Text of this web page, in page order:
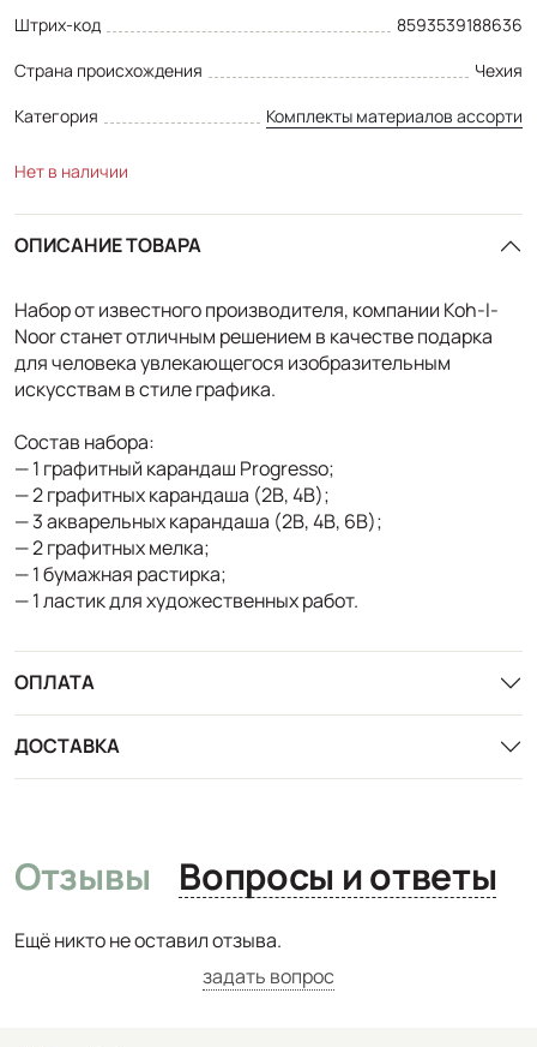
Штрих-код
8593539188636
Страна происхождения
Чехия
Категория
Комплекты материалов ассорти
Нет в наличии
ОПИСАНИЕ ТОВАРА
Набор от известного производителя, компании Koh-I-
Noor станет отличным решением в качестве подарка
для человека увлекающегося изобразительным
искусствам в стиле графика.
Состав набора:
— 1 графитный карандаш Progresso;
— 2 графитных карандаша (2В, 4В);
— 3 акварельных карандаша (2В, 4В, 6В);
— 2 графитных мелка;
— 1 бумажная растирка;
— 1 ластик для художественных работ.
ОПЛАТА
ДОСТАВКА
Отзывы Вопросы и ответы
Ещё никто не оставил отзыва.
задать вопрос